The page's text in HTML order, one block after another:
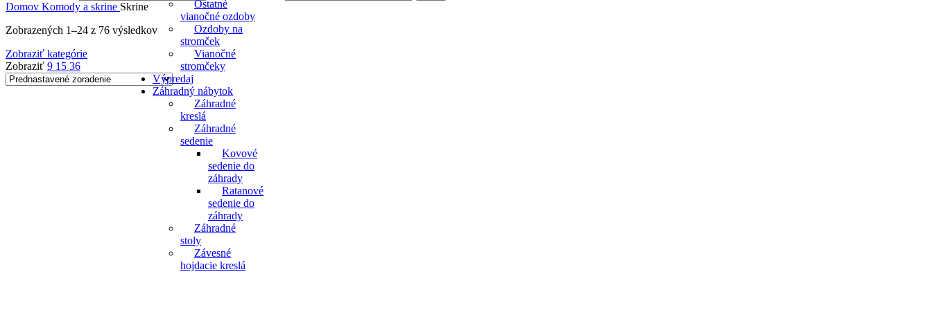
Ostatné
vianočné ozdoby
Ozdoby na
stromček
Vianočné
stromčeky
Výpredaj
Záhradný nábytok
Záhradné
kreslá
Záhradné
sedenie
Kovové
sedenie do
záhrady
Ratanové
sedenie do
záhrady
Záhradné
stoly
Závesné
hojdacie kreslá
Domov Komody a skrine Skrine
Zobrazených 1–24 z 76 výsledkov
Zobraziť kategórie
Zobraziť 9 15 36